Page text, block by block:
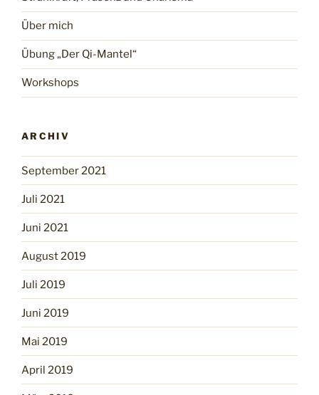
Über mich
Übung „Der Qi-Mantel“
Workshops
ARCHIV
September 2021
Juli 2021
Juni 2021
August 2019
Juli 2019
Juni 2019
Mai 2019
April 2019